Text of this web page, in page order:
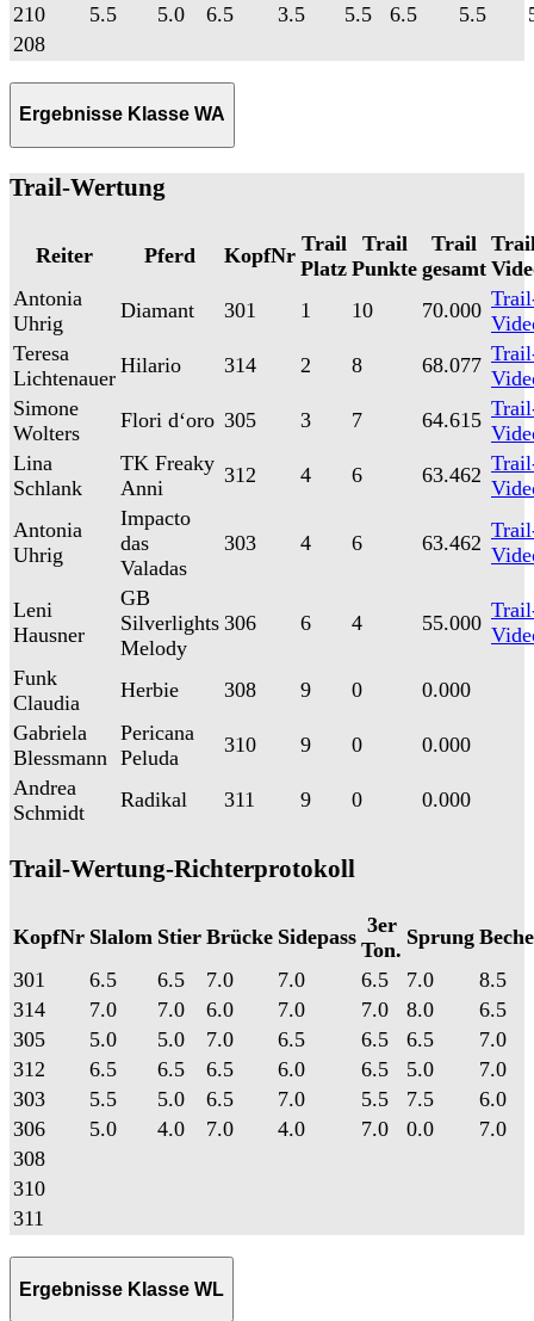
210
5.5 5.0 6.5 3.5 5.5 6.5 5.5
208
Ergebnisse Klasse WA
Trail-Wertung
Reiter Pferd KopfNr Trail
Platz
Trail
Punkte
Trail
gesamt
Antonia
Uhrig
Diamant 301 1 10 70.000
Teresa
Lichtenauer
Hilario 314 2 8 68.077
Simone
Wolters
Flori d‘oro 305 3 7 64.615
Lina
Schlank
TK Freaky
Anni
312 4 6 63.462
Antonia
Uhrig
Impacto
das
Valadas
303 4 6 63.462
Leni
Hausner
GB
Silverlights
Melody
306 6 4 55.000
Funk
Claudia
Herbie 308 9 0
0.000
Gabriela
Blessmann
Pericana
Peluda
310 9 0
0.000
Andrea
Schmidt
Radikal 311 9 0 0.000
Trail-Wertung-Richterprotokoll
KopfNr Slalom Stier Brücke Sidepass 3er
Ton.
Sprung
301
6.5 6.5 7.0 7.0 6.5 7.0
8.5
314
7.0 7.0 6.0 7.0 7.0 8.0
6.5
305
5.0 5.0 7.0 6.5 6.5 6.5
7.0
312
6.5 6.5 6.5 6.0 6.5 5.0
7.0
303
5.5 5.0 6.5 7.0 5.5 7.5
6.0
306
5.0 4.0 7.0 4.0 7.0 0.0
7.0
308
310
311
Ergebnisse Klasse WL